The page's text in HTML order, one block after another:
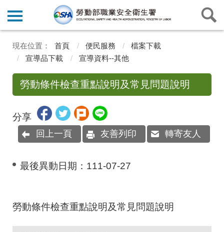
首頁 便民服務
檔案下載
宣導品下載
宣導資料--其他
勞動條件檢查重點說明及常見問題說明
分享
回上一頁 友善列印 轉寄友人
最後異動日期： 111-07-27
勞動條件檢查重點說明及常見問題說明